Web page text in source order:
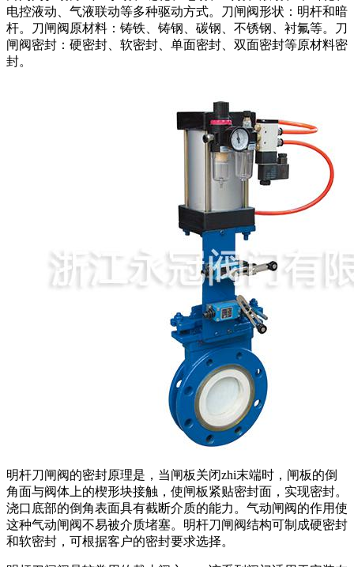
电控液动、气液联动等多种驱动方式。刀闸阀形状：明杆和暗
杆。刀闸阀原材料：铸铁、铸钢、碳钢、不锈钢、衬氟等。刀
闸阀密封：硬密封、软密封、单面密封、双面密封等原材料密
封。
明杆刀闸阀的密封原理是，当闸板关闭zhi末端时，闸板的倒
角面与阀体上的楔形块接触，使闸板紧贴密封面，实现密封。
浇口底部的倒角表面具有截断介质的能力。气动闸阀的作用使
这种气动闸阀不易被介质堵塞。明杆刀闸阀结构可制成硬密封
和软密封，可根据客户的密封要求选择。